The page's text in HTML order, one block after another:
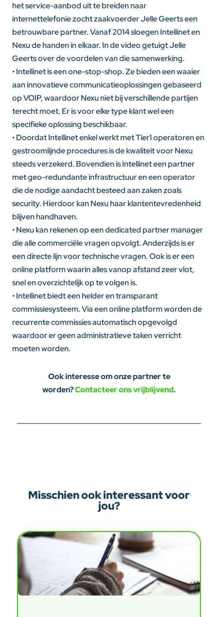
het service-aanbod uit te breiden naar
internettelefonie zocht zaakvoerder Jelle Geerts een
betrouwbare partner. Vanaf 2014 sloegen Intellinet en
Nexu de handen in elkaar. In de video getuigt Jelle
Geerts over de voordelen van die samenwerking.
• Intellinet is een one-stop-shop. Ze bieden een waaier
aan innovatieve communicatieoplossingen gebaseerd
op VOIP, waardoor Nexu niet bij verschillende partijen
terecht moet. Er is voor elke type klant wel een
specifieke oplossing beschikbaar.
• Doordat Intellinet enkel werkt met Tier1 operatoren en
gestroomlijnde procedures is de kwaliteit voor Nexu
steeds verzekerd. Bovendien is Intellinet een partner
met geo-redundante infrastructuur en een operator
die de nodige aandacht besteed aan zaken zoals
security. Hierdoor kan Nexu haar klantentevredenheid
blijven handhaven.
• Nexu kan rekenen op een dedicated partner manager
die alle commerciële vragen opvolgt. Anderzijds is er
een directe lijn voor technische vragen. Ook is er een
online platform waarin alles vanop afstand zeer vlot,
snel en overzichtelijk op te volgen is.
• Intellinet biedt een helder en transparant
commissiesysteem. Via een online platform worden de
recurrente commissies automatisch opgevolgd
waardoor er geen administratieve taken verricht
moeten worden.
Ook interesse om onze partner te
worden?Contacteer ons vrijblijvend.
Misschien ook interessant voor
jou?